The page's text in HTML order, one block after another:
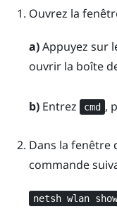
Ouvrez la
a)Appuyez sur
ouvrir la boîte
b)Entrez cmd ,
Dans la fenêtre
commande
netsh wlan